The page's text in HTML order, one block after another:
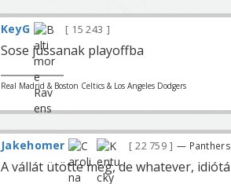
KeyG 15 243
Sose jussanak playoffba
Real Madrid & Boston Celtics & Los Angeles Dodgers
Jakehomer 22 759 —
A vállát ütötte meg, de whatever,